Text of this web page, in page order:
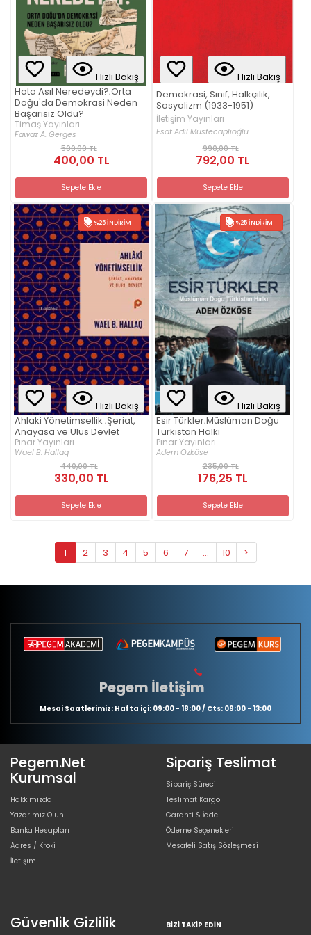
Hızlı Bakış
Hata Asıl Neredeydi?;Orta
Doğu'da Demokrasi Neden
Başarısız Oldu?
Timaş Yayınları
Fawaz A. Gerges
500,00 TL
400,00 TL
Sepete Ekle
Hızlı Bakış
Demokrasi, Sınıf, Halkçılık,
Sosyalizm (1933-1951)
İletişim Yayınları
Esat Adil Müstecaplıoğlu
990,00 TL
792,00 TL
Sepete Ekle
%25 İNDIRIM
Hızlı Bakış
Ahlaki Yönetimsellik ;Şeriat,
Anayasa ve Ulus Devlet
Pınar Yayınları
Wael B. Hallaq
440,00 TL
330,00 TL
Sepete Ekle
%25 İNDIRIM
Hızlı Bakış
Esir Türkler;Müslüman Doğu
Türkistan Halkı
Pınar Yayınları
Adem Özköse
235,00 TL
176,25 TL
Sepete Ekle
1 2 3 4 5 6 7 ... 10 >
Pegem İletişim
Mesai Saatlerimiz: Hafta içi: 09:00 - 18:00 / Cts: 09:00 - 13:00
Pegem.Net
Kurumsal
Hakkımızda
Yazarımız Olun
Banka Hesapları
Adres / Kroki
İletişim
Sipariş Teslimat
Sipariş Süreci
Teslimat Kargo
Garanti & İade
Ödeme Seçenekleri
Mesafeli Satış Sözleşmesi
Güvenlik Gizlilik BIZI TAKIP EDIN